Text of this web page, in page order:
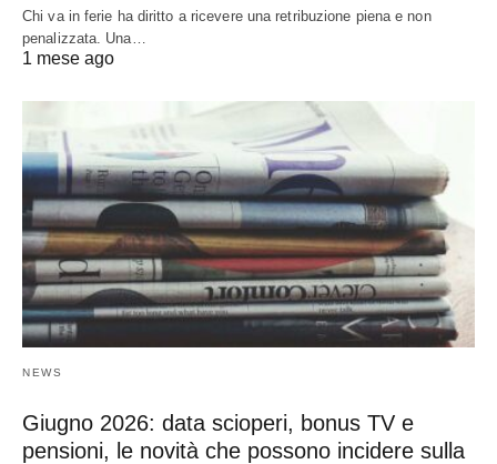
Chi va in ferie ha diritto a ricevere una retribuzione piena e non
penalizzata. Una…
1 mese ago
NEWS
Giugno 2026: data scioperi, bonus TV e
pensioni, le novità che possono incidere sulla